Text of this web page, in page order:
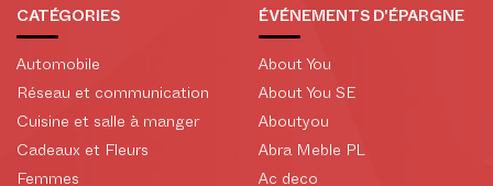
CATÉGORIES
Automobile
Réseau et communication
Cuisine et salle à manger
Cadeaux et Fleurs
Femmes
ÉVÉNEMENTS D'ÉPARGNE
About You
About You SE
Aboutyou
Abra Meble PL
Ac deco